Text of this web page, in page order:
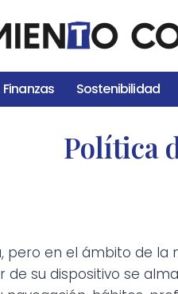
Finanzas Sostenibilidad
Política
pero en el ámbito de
su dispositivo se